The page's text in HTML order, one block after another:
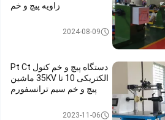
زاویه پیچ و خم
ماشین سیم پیچ ترانسفورماتور
2024-08-09
دستگاه پیچ و خم کنول Pt Ct
الکتریکی 10 تا 35KV ماشین
پیچ و خم سیم ترانسفورم
ماشین سیم پیچ ترانسفورماتور
2023-11-06